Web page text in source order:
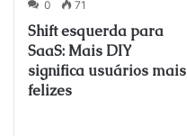
0
71
Shift esquerda para
SaaS: Mais DIY
significa usuários mais
felizes